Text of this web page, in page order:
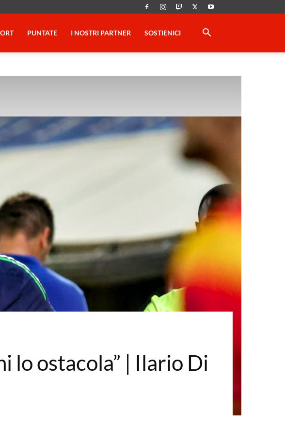
PUNTATE I NOSTRI PARTNER SOSTIENICI
lo ostacola” | Ilario Di